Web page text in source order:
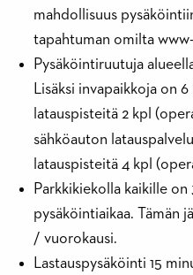
mahdollisuus
tapahtuman omilta
Pysäköintiruutuja
Lisäksi invapaikkoja on
latauspisteitä 2 kpl
sähköauton
latauspisteitä 4 kpl
Parkkikiekolla kaikille
pysäköintiaikaa. Tämän
/ vuorokausi.
Lastauspysäköinti 15